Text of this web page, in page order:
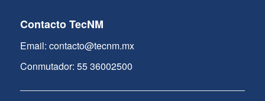
Contacto TecNM
Email: contacto@tecnm.mx
Conmutador: 55 36002500